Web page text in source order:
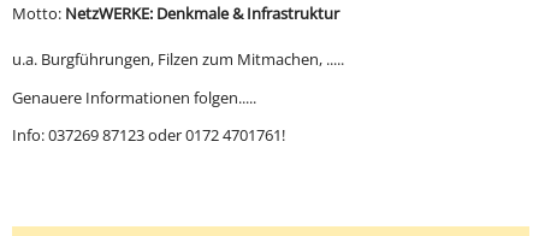
Motto: NetzWERKE: Denkmale & Infrastruktur
u.a. Burgführungen, Filzen zum Mitmachen, .....
Genauere Informationen folgen.....
Info: 037269 87123 oder 0172 4701761!